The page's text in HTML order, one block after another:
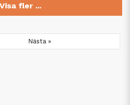
Visa fler ...
Nästa »